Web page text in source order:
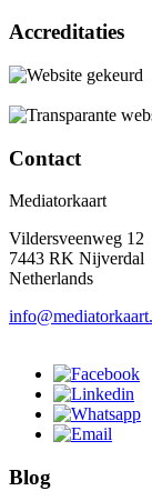
Accreditaties
Contact
Mediatorkaart
Vildersveenweg 12
7443 RK Nijverdal
Netherlands
Blog